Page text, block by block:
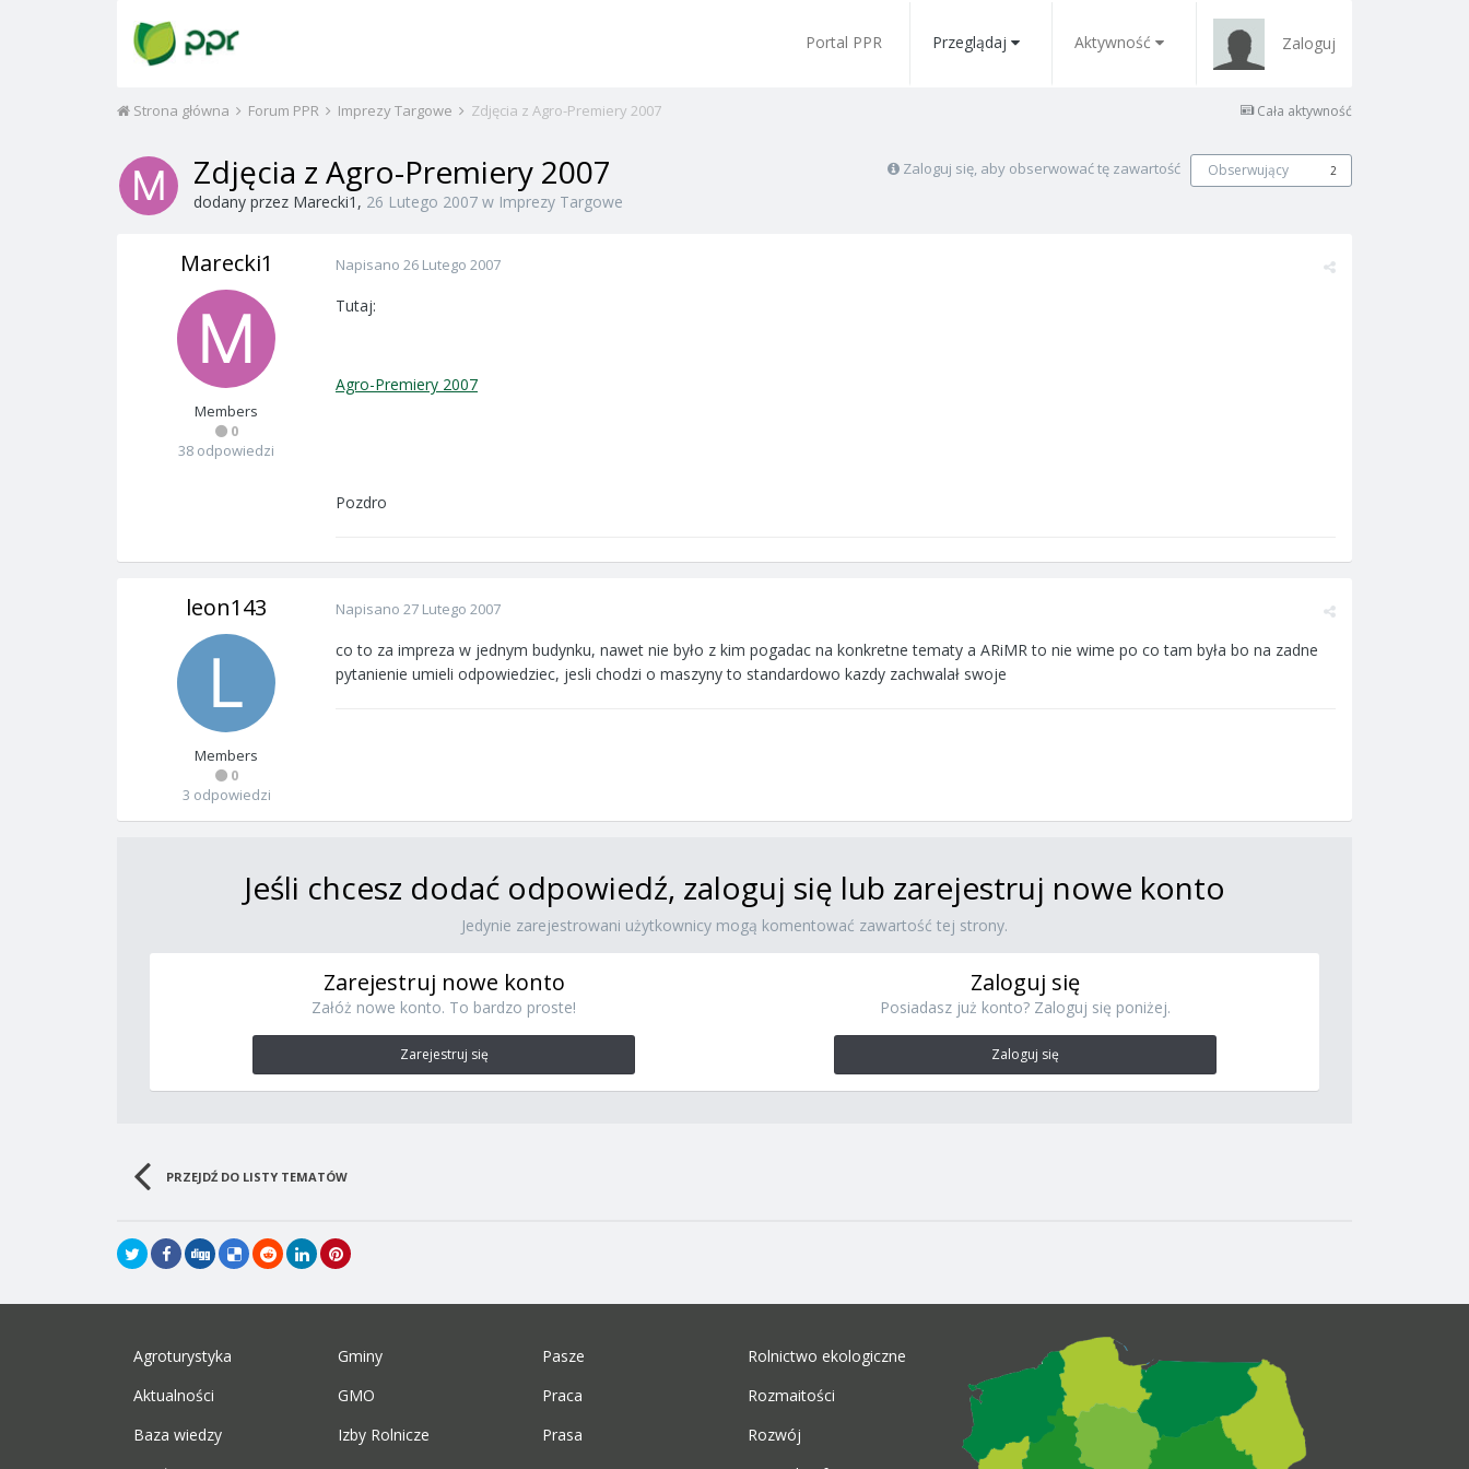
Portal PPR Przeglądaj Aktywność Zaloguj
Cała aktywność
Strona główna Forum PPR Imprezy Targowe Zdjęcia z Agro-Premiery 2007
Zaloguj się, aby obserwować tę zawartość Obserwujący 2
Zdjęcia z Agro-Premiery 2007
dodany przez Marecki1 , 26 Lutego 2007 w Imprezy Targowe
Marecki1
Members
0
38 odpowiedzi
Napisano 26 Lutego 2007
Tutaj:
Agro-Premiery 2007
Pozdro
leon143
Members
0
3 odpowiedzi
Napisano 27 Lutego 2007
co to za impreza w jednym budynku, nawet nie było z kim pogadac na konkretne tematy a ARiMR to nie wime po co tam była bo na zadne
pytanienie umieli odpowiedziec, jesli chodzi o maszyny to standardowo kazdy zachwalał swoje
Jeśli chcesz dodać odpowiedź, zaloguj się lub zarejestruj nowe konto
Jedynie zarejestrowani użytkownicy mogą komentować zawartość tej strony.
Zarejestruj nowe konto
Załóż nowe konto. To bardzo proste!
Zarejestruj się
Zaloguj się
Posiadasz już konto? Zaloguj się poniżej.
Zaloguj się
PRZEJDŹ DO LISTY TEMATÓW
Agroturystyka
Aktualności
Baza wiedzy
Gminy
GMO
Izby Rolnicze
Pasze
Praca
Prasa
Rolnictwo ekologiczne
Rozmaitości
Rozwój